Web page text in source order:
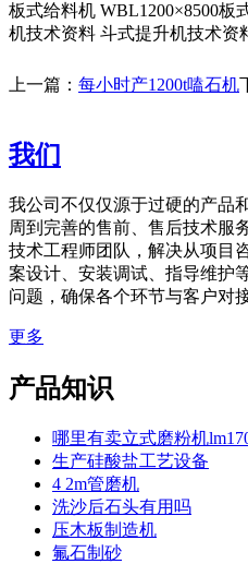
板式给料机 WBL1200×8500板
机技术资料 斗式提升机技术资
上一篇： 每小时产1200t嗑石机
我们
我公司不仅仅源于过硬的产品
周到完善的售前、售后技术服
技术工程师团队，解决从项目
案设计、安装调试、指导维护
问题，确保各个环节与客户对
更多
产品知识
哪里有卖立式磨粉机
生产硅酸盐工艺设备
4 2m管磨机
洗沙后石头有用吗
压木板制造机
氟石制砂